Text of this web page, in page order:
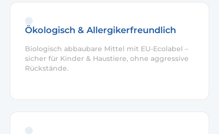
Ökologisch & Allergikerfreundlich
Biologisch abbaubare Mittel mit EU-Ecolabel –
sicher für Kinder & Haustiere, ohne aggressive
Rückstände.